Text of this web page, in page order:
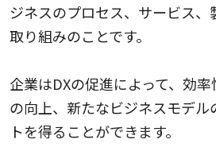
ジネスのプロセス、サービス、
取り組みのことです。
企業はDXの促進によって、効
の向上、新たなビジネスモデル
トを得ることができます。